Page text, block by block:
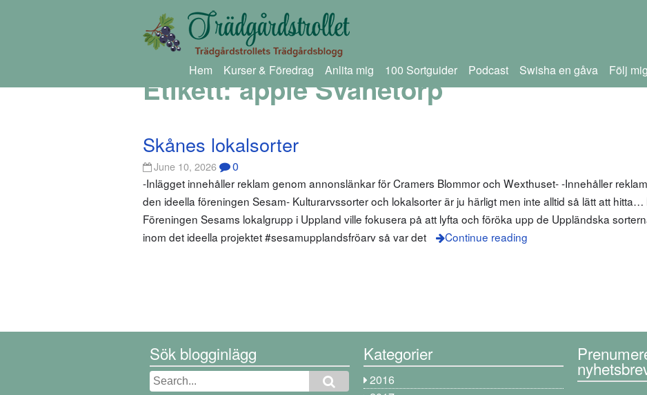
Hem Kurser & Föredrag Anlita mig 100 Sortguider Podcast Swisha en gåva Följ mig
Etikett:äpple Svanetorp
Skånes lokalsorter
June 10, 2026 0
-Inlägget innehåller reklam genom annonslänkar för Cramers Blommor och Wexthuset- -Innehåller
den ideella föreningen Sesam- Kulturarvssorter och lokalsorter är ju härligt men inte alltid så lätt att hitta…
Föreningen Sesams lokalgrupp i Uppland ville fokusera på att lyfta och föröka upp de Uppländska
inom det ideella projektet #sesamupplandsfröarv så var det
Continue reading
Sök blogginlägg Kategorier
2016